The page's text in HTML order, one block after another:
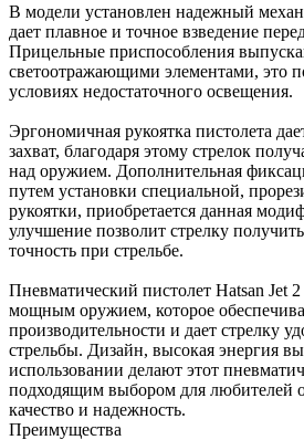
В модели установлен надежный
дает плавное и точное взведение
Прицельные приспособления
светоотражающими элементами, это
условиях недостаточного освещения.
Эргономичная рукоятка пистолета
захват, благодаря этому стрелок
над оружием. Дополнительная
путем установки специальной,
рукоятки, приобретается данная
улучшение позволит стрелку
точность при стрельбе.
Пневматический пистолет Hatsan Jet
мощным оружием, которое
производительности и дает стрелку
стрельбы. Дизайн, высокая энергия
использовании делают этот
подходящим выбором для любителей
качество и надежность.
Преимущества